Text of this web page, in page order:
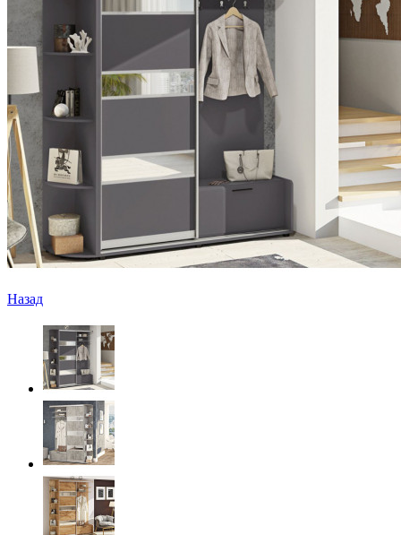
Назад